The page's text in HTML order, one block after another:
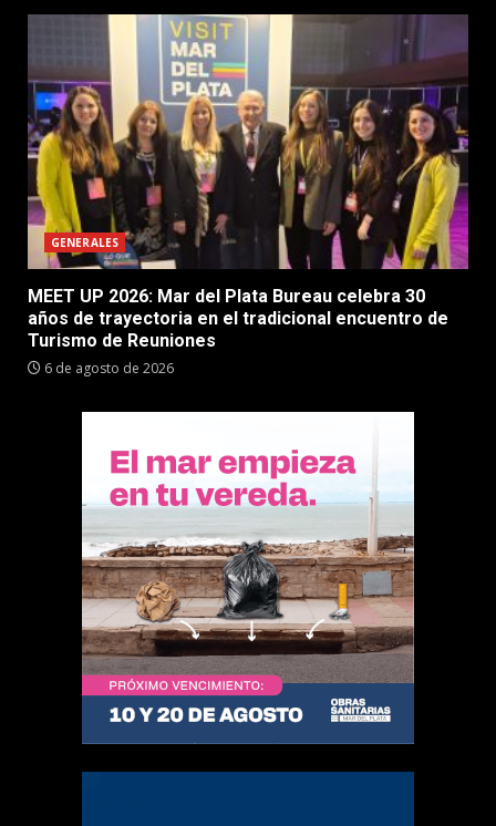
GENERALES
MEET UP 2026: Mar del Plata Bureau celebra 30
años de trayectoria en el tradicional encuentro de
Turismo de Reuniones
6 de agosto de 2026